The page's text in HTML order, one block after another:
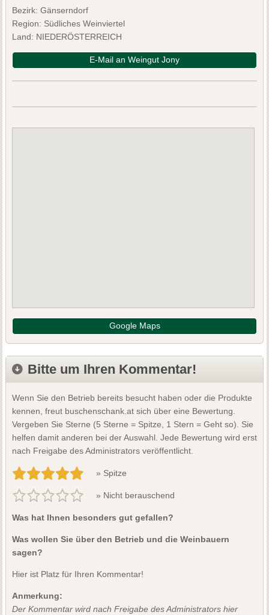
Bezirk: Gänserndorf
Region: Südliches Weinviertel
Land: NIEDERÖSTERREICH
E-Mail an Weingut Jony
Google Maps
Bitte um Ihren Kommentar!
Wenn Sie den Betrieb bereits besucht haben oder die Produkte
kennen, freut buschenschank.at sich über eine Bewertung.
Vergeben Sie Sterne (5 Sterne = Spitze, 1 Stern = Geht so). Sie
helfen damit anderen bei der Auswahl. Jede Bewertung wird erst
nach Freigabe des Administrators veröffentlicht.
» Spitze
» Nicht berauschend
Was hat Ihnen besonders gut gefallen?
Was wollen Sie über den Betrieb und die Weinbauern
sagen?
Hier ist Platz für Ihren Kommentar!
Anmerkung:
Der Kommentar wird nach Freigabe des Administrators hier